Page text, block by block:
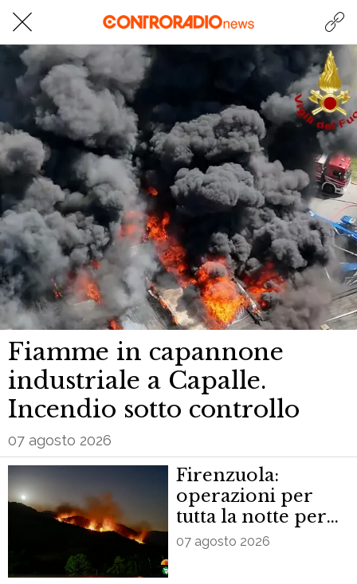
Fiamme in capannone
industriale a Capalle.
Incendio sotto controllo
07 agosto 2026
Firenzuola:
operazioni per
tutta la notte per
spengere
07 agosto 2026